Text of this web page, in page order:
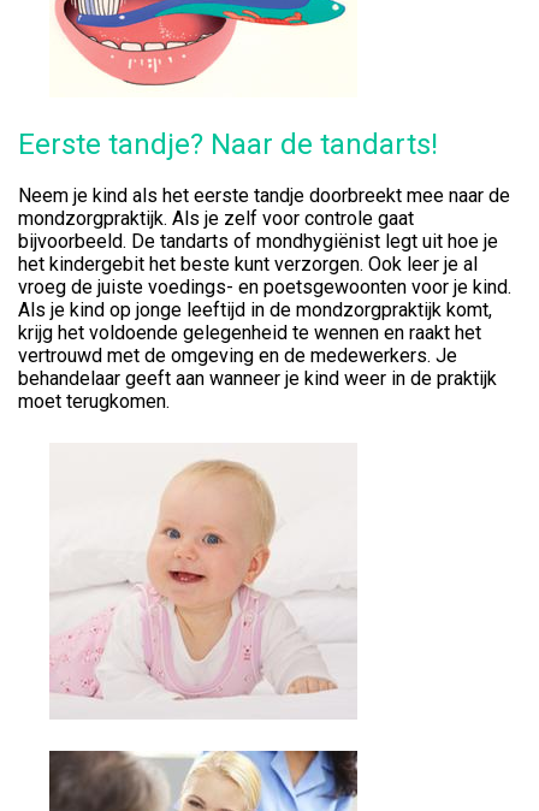
Eerste tandje? Naar de tandarts!
Neem je kind als het eerste tandje doorbreekt mee naar de
mondzorgpraktijk. Als je zelf voor controle gaat
bijvoorbeeld. De tandarts of mondhygiënist legt uit hoe je
het kindergebit het beste kunt verzorgen. Ook leer je al
vroeg de juiste voedings- en poetsgewoonten voor je kind.
Als je kind op jonge leeftijd in de mondzorgpraktijk komt,
krijg het voldoende gelegenheid te wennen en raakt het
vertrouwd met de omgeving en de medewerkers. Je
behandelaar geeft aan wanneer je kind weer in de praktijk
moet terugkomen.